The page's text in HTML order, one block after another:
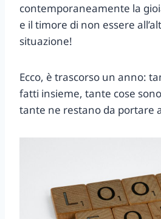
contemporaneamente la
e il timore di non essere
situazione!
Ecco, è trascorso un anno:
fatti insieme, tante cose
tante ne restano da portare